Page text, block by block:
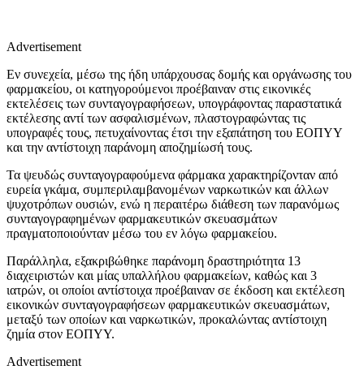
Advertisement
Εν συνεχεία, μέσω της ήδη υπάρχουσας δομής και οργάνωσης του
φαρμακείου, οι κατηγορούμενοι προέβαιναν στις εικονικές
εκτελέσεις των συνταγογραφήσεων, υπογράφοντας παραστατικά
εκτέλεσης αντί των ασφαλισμένων, πλαστογραφώντας τις
υπογραφές τους, πετυχαίνοντας έτσι την εξαπάτηση του ΕΟΠΥΥ
και την αντίστοιχη παράνομη αποζημίωσή τους.
Τα ψευδώς συνταγογραφούμενα φάρμακα χαρακτηρίζονταν από
ευρεία γκάμα, συμπεριλαμβανομένων ναρκωτικών και άλλων
ψυχοτρόπων ουσιών, ενώ η περαιτέρω διάθεση των παρανόμως
συνταγογραφημένων φαρμακευτικών σκευασμάτων
πραγματοποιούνταν μέσω του εν λόγω φαρμακείου.
Παράλληλα, εξακριβώθηκε παράνομη δραστηριότητα 13
διαχειριστών και μίας υπαλλήλου φαρμακείων, καθώς και 3
ιατρών, οι οποίοι αντίστοιχα προέβαιναν σε έκδοση και εκτέλεση
εικονικών συνταγογραφήσεων φαρμακευτικών σκευασμάτων,
μεταξύ των οποίων και ναρκωτικών, προκαλώντας αντίστοιχη
ζημία στον ΕΟΠΥΥ.
Advertisement